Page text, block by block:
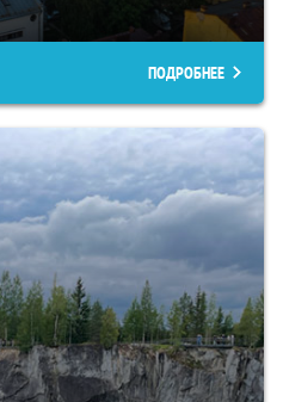
ПОДРОБНЕЕ